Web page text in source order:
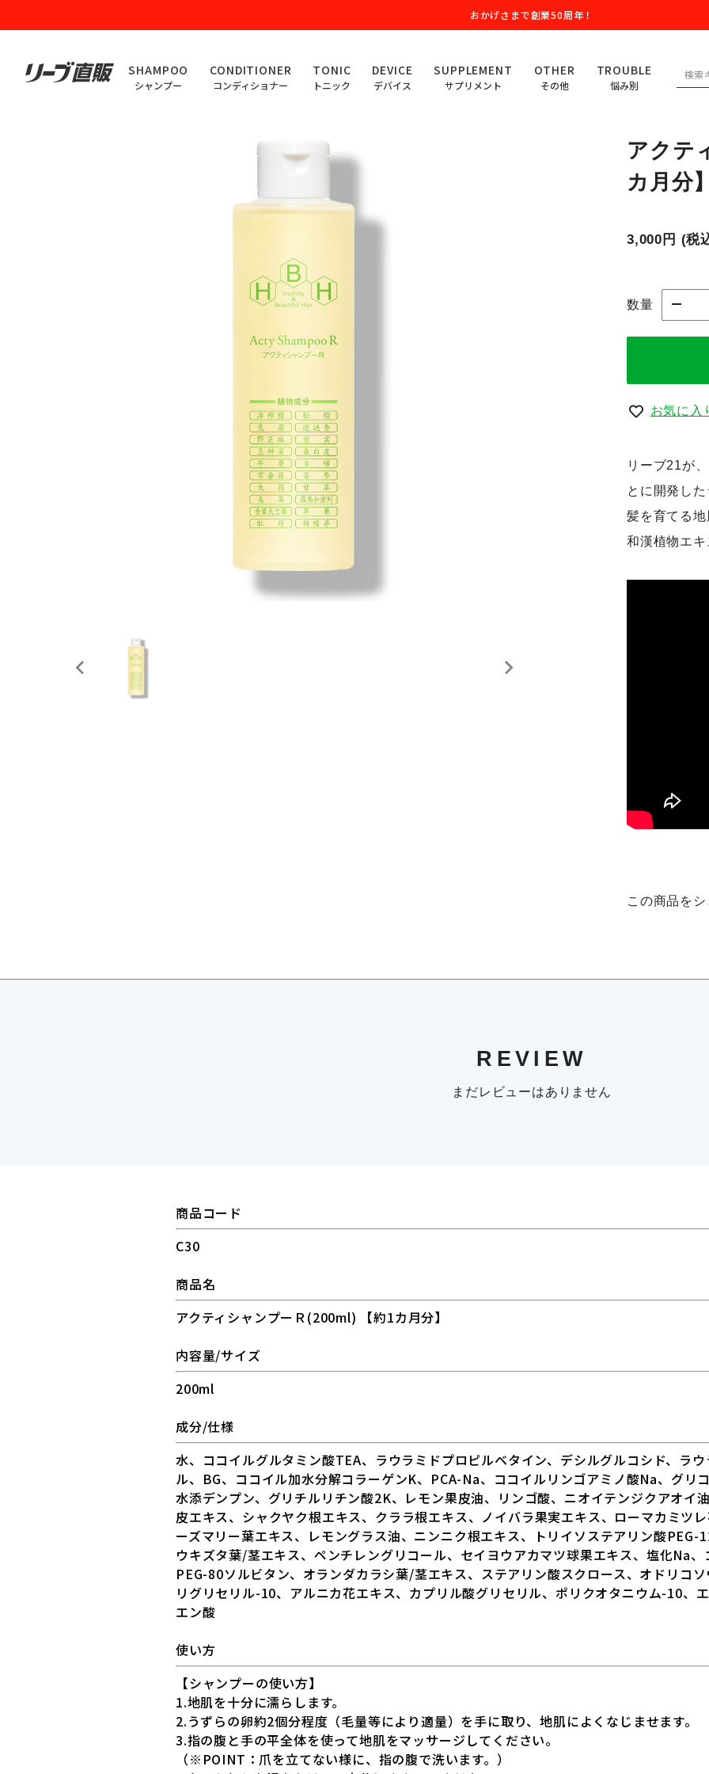
おかげさまで創業50周年！
SHAMPOO
シャンプー
CONDITIONER
コンディショナー
TONIC
トニック
DEVICE
デバイス
SUPPLEMENT
サプリメント
OTHER
その他
TROUBLE
悩み別
アクテ
カ月分
3,000円 (税
数量
お気に入
リーブ21が
とに開発し
髪を育てる
和漢植物エ
この商品を
REVIEW
まだレビューはありません
商品コード
C30
商品名
アクティシャンプーＲ(200ml) 【約1カ月分】
内容量/サイズ
200ml
成分/仕様
水、ココイルグルタミン酸TEA、ラウラミドプロピルベタイン、デシルグルコシド、ラ
ル、BG、ココイル加水分解コラーゲンK、PCA-Na、ココイルリンゴアミノ酸Na、グリ
水添デンプン、グリチルリチン酸2K、レモン果皮油、リンゴ酸、ニオイテンジクアオイ
皮エキス、シャクヤク根エキス、クララ根エキス、ノイバラ果実エキス、ローマカミツ
ーズマリー葉エキス、レモングラス油、ニンニク根エキス、トリイソステアリン酸PEG-
ウキズタ葉/茎エキス、ペンチレングリコール、セイヨウアカマツ球果エキス、塩化Na
PEG-80ソルビタン、オランダカラシ葉/茎エキス、ステアリン酸スクロース、オドリコ
リグリセリル-10、アルニカ花エキス、カプリル酸グリセリル、ポリクオタニウム-10、
エン酸
使い方
【シャンプーの使い方】
1.地肌を十分に濡らします。
2.うずらの卵約2個分程度（毛量等により適量）を手に取り、地肌によくなじませます。
3.指の腹と手の平全体を使って地肌をマッサージしてください。
（※POINT：爪を立てない様に、指の腹で洗います。）